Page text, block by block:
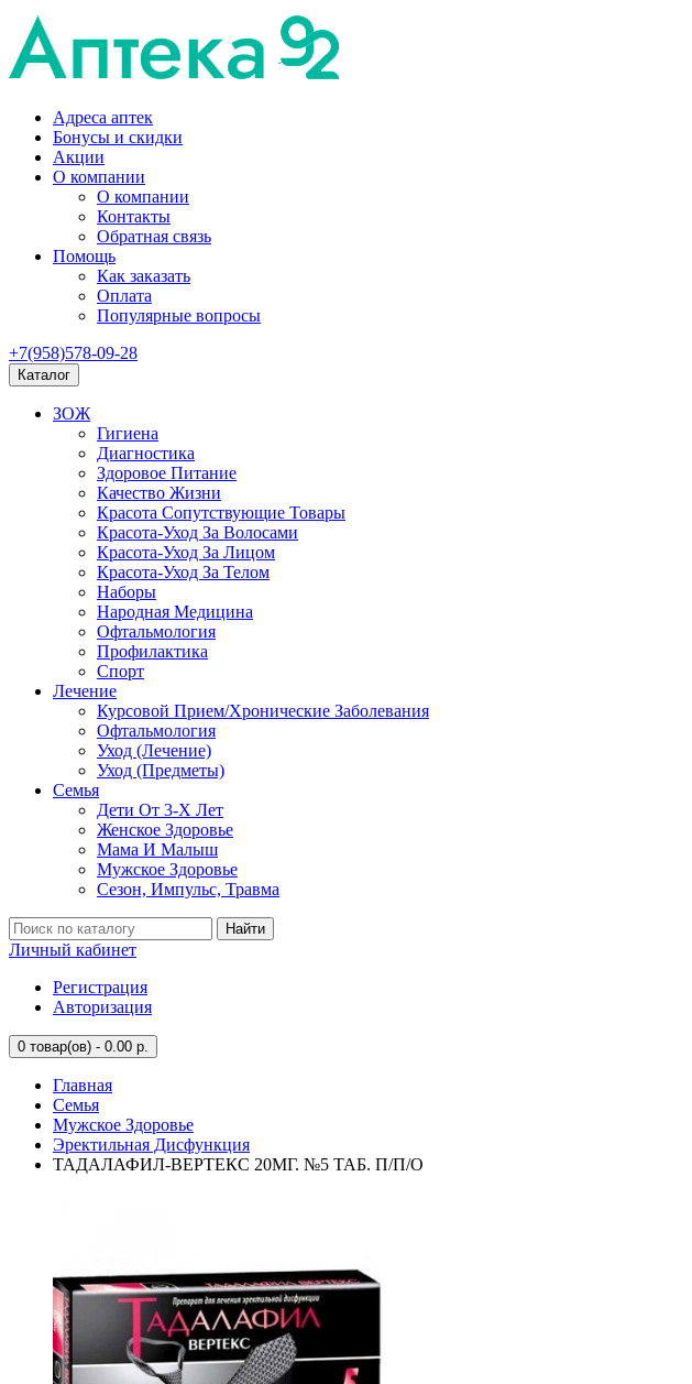
Адреса аптек
Бонусы и скидки
Акции
О компании
О компании
Контакты
Обратная связь
Помощь
Как заказать
Оплата
Популярные вопросы
+7(958)578-09-28
Каталог
ЗОЖ
Гигиена
Диагностика
Здоровое Питание
Качество Жизни
Красота Сопутствующие Товары
Красота-Уход За Волосами
Красота-Уход За Лицом
Красота-Уход За Телом
Наборы
Народная Медицина
Офтальмология
Профилактика
Спорт
Лечение
Курсовой Прием/Хронические Заболевания
Офтальмология
Уход (Лечение)
Уход (Предметы)
Семья
Дети От 3-Х Лет
Женское Здоровье
Мама И Малыш
Мужское Здоровье
Сезон, Импульс, Травма
Найти
Личный кабинет
Регистрация
Авторизация
0 товар(ов) - 0.00 р.
Главная
Семья
Мужское Здоровье
Эректильная Дисфункция
ТАДАЛАФИЛ-ВЕРТЕКС 20МГ. №5 ТАБ. П/П/О